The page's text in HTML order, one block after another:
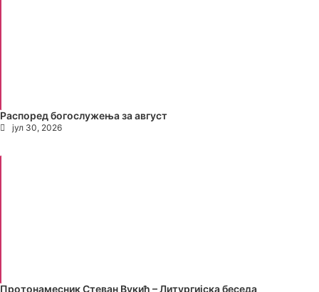
Распоред богослужења за август
јул 30, 2026
Протонамесник Стеван Вукић – Литургијска беседа